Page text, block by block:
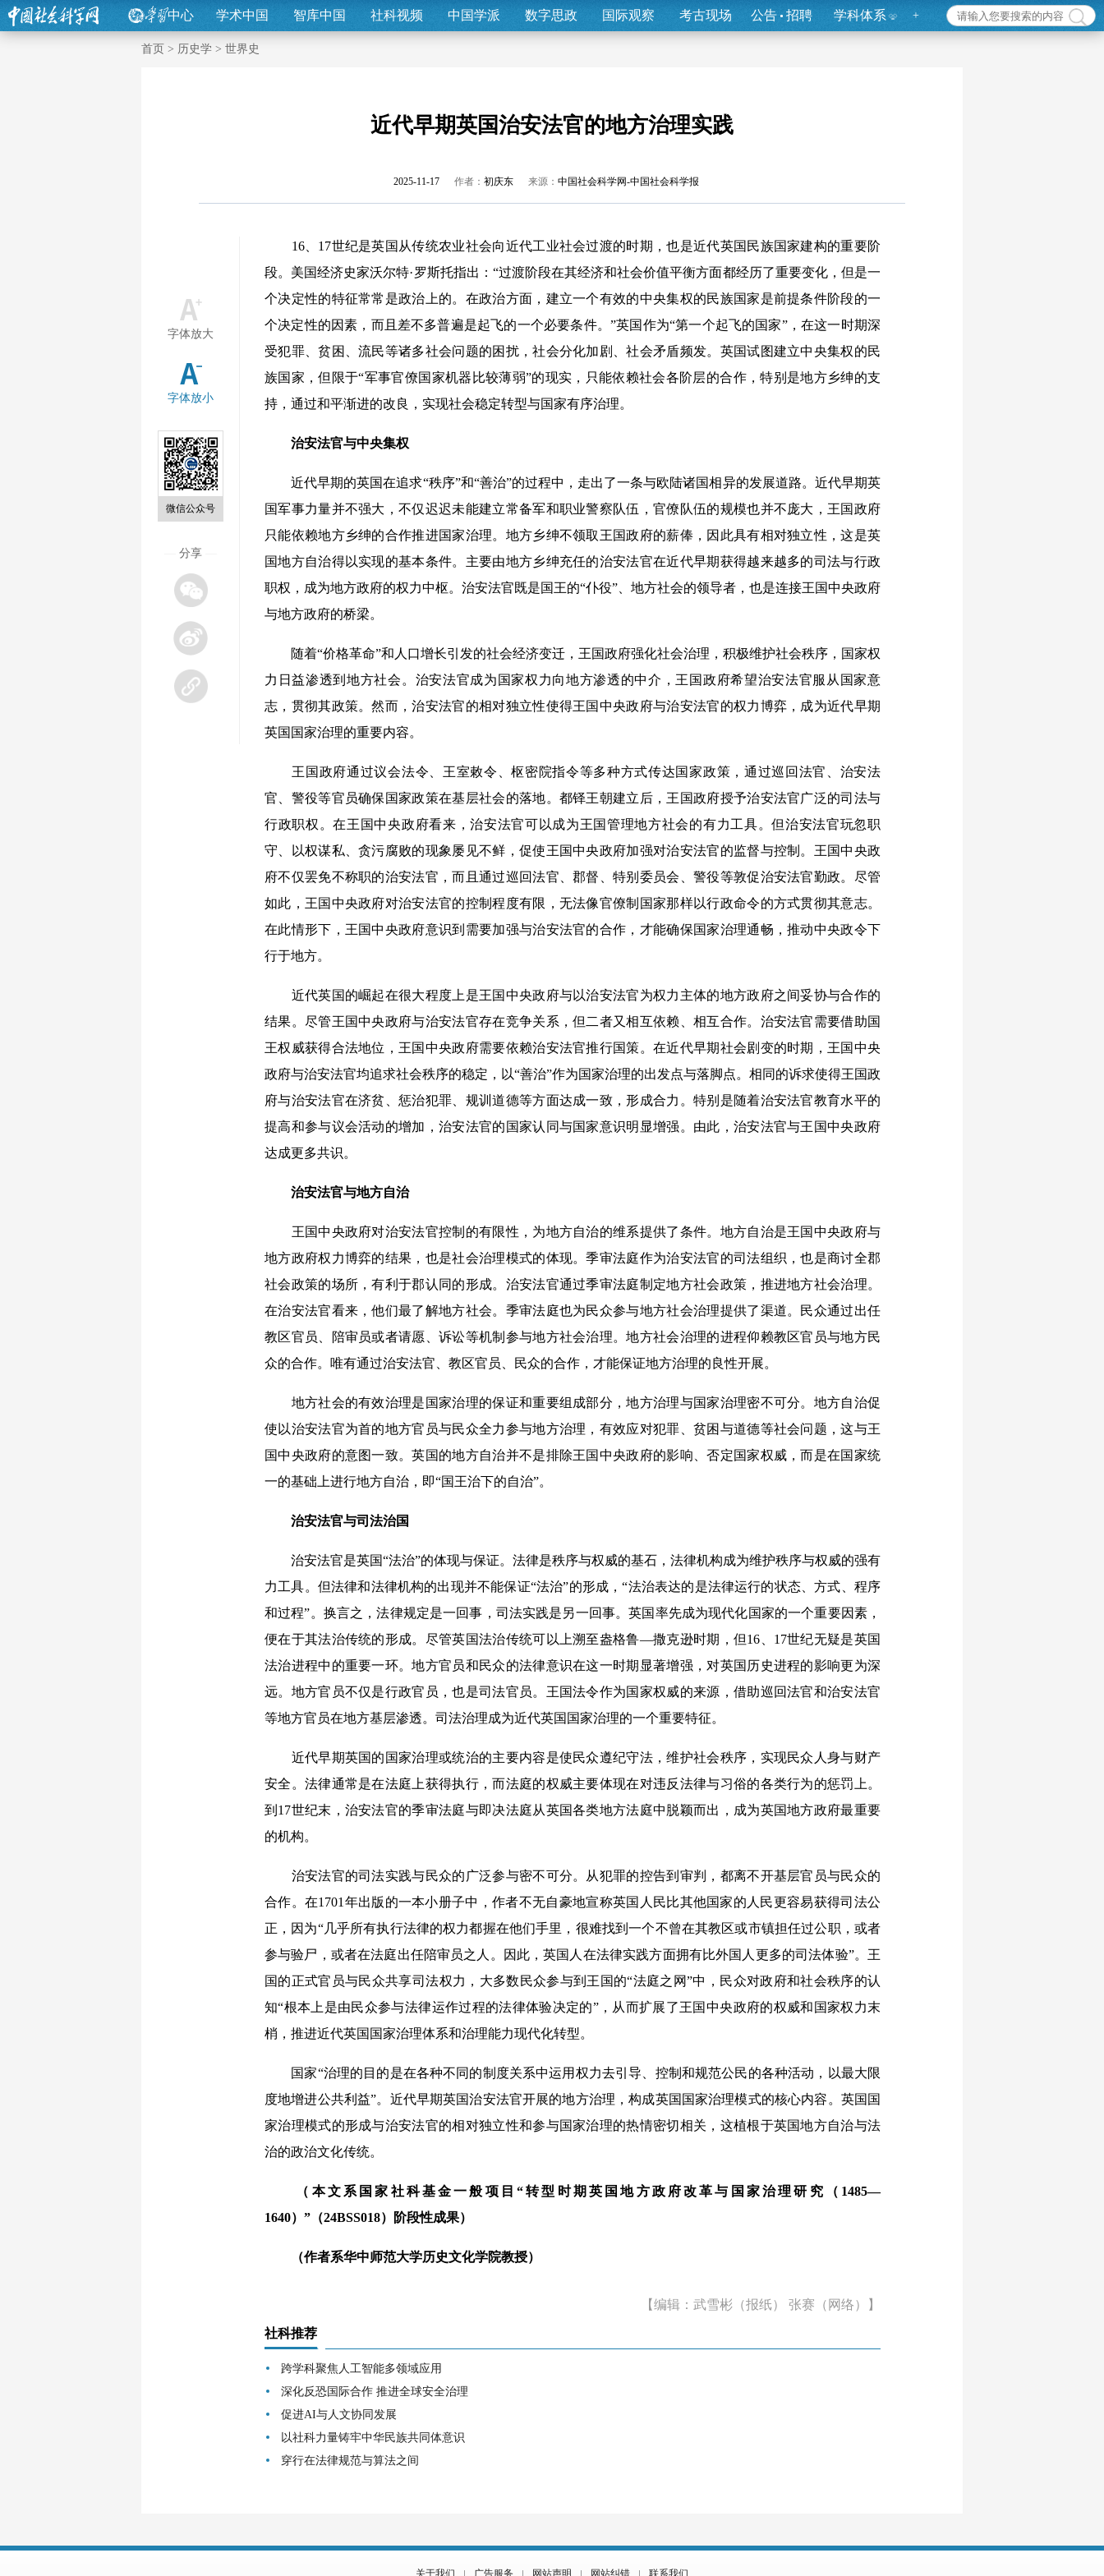
中心 学术中国 智库中国 社科视频 中国学派 数字思政 国际观察 考古现场 公告 招聘 学科体系 +
首页 > 历史学 > 世界史
近代早期英国治安法官的地方治理实践
2025-11-17 作者： 初庆东 来源： 中国社会科学网-中国社会科学报
字体放大
字体放小
微信公众号
分享
16、17世纪是英国从传统农业社会向近代工业社会过渡的时期，也是近代英国民族国家建构的重要阶
段。美国经济史家沃尔特·罗斯托指出：“过渡阶段在其经济和社会价值平衡方面都经历了重要变化，但是一
个决定性的特征常常是政治上的。在政治方面，建立一个有效的中央集权的民族国家是前提条件阶段的一
个决定性的因素，而且差不多普遍是起飞的一个必要条件。”英国作为“第一个起飞的国家”，在这一时期深
受犯罪、贫困、流民等诸多社会问题的困扰，社会分化加剧、社会矛盾频发。英国试图建立中央集权的民
族国家，但限于“军事官僚国家机器比较薄弱”的现实，只能依赖社会各阶层的合作，特别是地方乡绅的支
持，通过和平渐进的改良，实现社会稳定转型与国家有序治理。
治安法官与中央集权
近代早期的英国在追求“秩序”和“善治”的过程中，走出了一条与欧陆诸国相异的发展道路。近代早期英
国军事力量并不强大，不仅迟迟未能建立常备军和职业警察队伍，官僚队伍的规模也并不庞大，王国政府
只能依赖地方乡绅的合作推进国家治理。地方乡绅不领取王国政府的薪俸，因此具有相对独立性，这是英
国地方自治得以实现的基本条件。主要由地方乡绅充任的治安法官在近代早期获得越来越多的司法与行政
职权，成为地方政府的权力中枢。治安法官既是国王的“仆役”、地方社会的领导者，也是连接王国中央政府
与地方政府的桥梁。
随着“价格革命”和人口增长引发的社会经济变迁，王国政府强化社会治理，积极维护社会秩序，国家权
力日益渗透到地方社会。治安法官成为国家权力向地方渗透的中介，王国政府希望治安法官服从国家意
志，贯彻其政策。然而，治安法官的相对独立性使得王国中央政府与治安法官的权力博弈，成为近代早期
英国国家治理的重要内容。
王国政府通过议会法令、王室敕令、枢密院指令等多种方式传达国家政策，通过巡回法官、治安法
官、警役等官员确保国家政策在基层社会的落地。都铎王朝建立后，王国政府授予治安法官广泛的司法与
行政职权。在王国中央政府看来，治安法官可以成为王国管理地方社会的有力工具。但治安法官玩忽职
守、以权谋私、贪污腐败的现象屡见不鲜，促使王国中央政府加强对治安法官的监督与控制。王国中央政
府不仅罢免不称职的治安法官，而且通过巡回法官、郡督、特别委员会、警役等敦促治安法官勤政。尽管
如此，王国中央政府对治安法官的控制程度有限，无法像官僚制国家那样以行政命令的方式贯彻其意志。
在此情形下，王国中央政府意识到需要加强与治安法官的合作，才能确保国家治理通畅，推动中央政令下
行于地方。
近代英国的崛起在很大程度上是王国中央政府与以治安法官为权力主体的地方政府之间妥协与合作的
结果。尽管王国中央政府与治安法官存在竞争关系，但二者又相互依赖、相互合作。治安法官需要借助国
王权威获得合法地位，王国中央政府需要依赖治安法官推行国策。在近代早期社会剧变的时期，王国中央
政府与治安法官均追求社会秩序的稳定，以“善治”作为国家治理的出发点与落脚点。相同的诉求使得王国政
府与治安法官在济贫、惩治犯罪、规训道德等方面达成一致，形成合力。特别是随着治安法官教育水平的
提高和参与议会活动的增加，治安法官的国家认同与国家意识明显增强。由此，治安法官与王国中央政府
达成更多共识。
治安法官与地方自治
王国中央政府对治安法官控制的有限性，为地方自治的维系提供了条件。地方自治是王国中央政府与
地方政府权力博弈的结果，也是社会治理模式的体现。季审法庭作为治安法官的司法组织，也是商讨全郡
社会政策的场所，有利于郡认同的形成。治安法官通过季审法庭制定地方社会政策，推进地方社会治理。
在治安法官看来，他们最了解地方社会。季审法庭也为民众参与地方社会治理提供了渠道。民众通过出任
教区官员、陪审员或者请愿、诉讼等机制参与地方社会治理。地方社会治理的进程仰赖教区官员与地方民
众的合作。唯有通过治安法官、教区官员、民众的合作，才能保证地方治理的良性开展。
地方社会的有效治理是国家治理的保证和重要组成部分，地方治理与国家治理密不可分。地方自治促
使以治安法官为首的地方官员与民众全力参与地方治理，有效应对犯罪、贫困与道德等社会问题，这与王
国中央政府的意图一致。英国的地方自治并不是排除王国中央政府的影响、否定国家权威，而是在国家统
一的基础上进行地方自治，即“国王治下的自治”。
治安法官与司法治国
治安法官是英国“法治”的体现与保证。法律是秩序与权威的基石，法律机构成为维护秩序与权威的强有
力工具。但法律和法律机构的出现并不能保证“法治”的形成，“法治表达的是法律运行的状态、方式、程序
和过程”。换言之，法律规定是一回事，司法实践是另一回事。英国率先成为现代化国家的一个重要因素，
便在于其法治传统的形成。尽管英国法治传统可以上溯至盎格鲁—撒克逊时期，但16、17世纪无疑是英国
法治进程中的重要一环。地方官员和民众的法律意识在这一时期显著增强，对英国历史进程的影响更为深
远。地方官员不仅是行政官员，也是司法官员。王国法令作为国家权威的来源，借助巡回法官和治安法官
等地方官员在地方基层渗透。司法治理成为近代英国国家治理的一个重要特征。
近代早期英国的国家治理或统治的主要内容是使民众遵纪守法，维护社会秩序，实现民众人身与财产
安全。法律通常是在法庭上获得执行，而法庭的权威主要体现在对违反法律与习俗的各类行为的惩罚上。
到17世纪末，治安法官的季审法庭与即决法庭从英国各类地方法庭中脱颖而出，成为英国地方政府最重要
的机构。
治安法官的司法实践与民众的广泛参与密不可分。从犯罪的控告到审判，都离不开基层官员与民众的
合作。在1701年出版的一本小册子中，作者不无自豪地宣称英国人民比其他国家的人民更容易获得司法公
正，因为“几乎所有执行法律的权力都握在他们手里，很难找到一个不曾在其教区或市镇担任过公职，或者
参与验尸，或者在法庭出任陪审员之人。因此，英国人在法律实践方面拥有比外国人更多的司法体验”。王
国的正式官员与民众共享司法权力，大多数民众参与到王国的“法庭之网”中，民众对政府和社会秩序的认
知“根本上是由民众参与法律运作过程的法律体验决定的”，从而扩展了王国中央政府的权威和国家权力末
梢，推进近代英国国家治理体系和治理能力现代化转型。
国家“治理的目的是在各种不同的制度关系中运用权力去引导、控制和规范公民的各种活动，以最大限
度地增进公共利益”。近代早期英国治安法官开展的地方治理，构成英国国家治理模式的核心内容。英国国
家治理模式的形成与治安法官的相对独立性和参与国家治理的热情密切相关，这植根于英国地方自治与法
治的政治文化传统。
（本文系国家社科基金一般项目“转型时期英国地方政府改革与国家治理研究（1485—
1640）”（24BSS018）阶段性成果）
（作者系华中师范大学历史文化学院教授）
【编辑：武雪彬（报纸） 张赛（网络）】
社科推荐
跨学科聚焦人工智能多领域应用
深化反恐国际合作 推进全球安全治理
促进AI与人文协同发展
以社科力量铸牢中华民族共同体意识
穿行在法律规范与算法之间
关于我们 广告服务 网站声明 网站纠错 联系我们